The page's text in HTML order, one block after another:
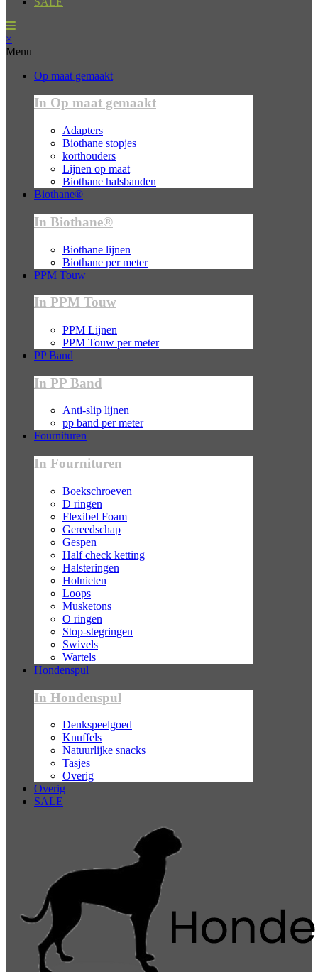
×
Menu
Op maat gemaakt
In Op maat gemaakt
Adapters
Biothane stopjes
korthouders
Lijnen op maat
Biothane halsbanden
Biothane®
In Biothane®
Biothane lijnen
Biothane per meter
PPM Touw
In PPM Touw
PPM Lijnen
PPM Touw per meter
PP Band
In PP Band
Anti-slip lijnen
pp band per meter
Fournituren
In Fournituren
Boekschroeven
D ringen
Flexibel Foam
Gereedschap
Gespen
Half check ketting
Halsteringen
Holnieten
Loops
Musketons
O ringen
Stop-stegringen
Swivels
Wartels
Hondenspul
In Hondenspul
Denkspeelgoed
Knuffels
Natuurlijke snacks
Tasjes
Overig
Overig
SALE